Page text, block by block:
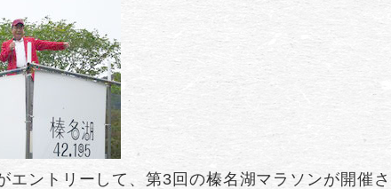
エントリーして、第3回の榛名湖マラソンが開催